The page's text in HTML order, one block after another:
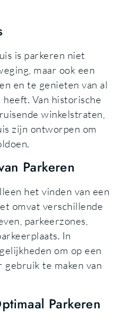
is parkeren niet
maar ook een
en te genieten van al
Van historische
winkelstraten,
zijn ontworpen om
Parkeren
het vinden van een
omvat verschillende
parkeerzones,
In
om op een
te maken van
Parkeren